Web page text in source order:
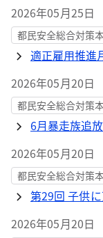
2026年05月25日
都民安全総合対策
適正雇用推進
2026年05月20日
都民安全総合対策
6月暴走族追
2026年05月20日
都民安全総合対策
第29回 子供
2026年05月20日